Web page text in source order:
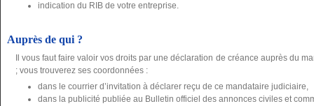
indication du RIB de votre entreprise.
Auprès de qui ?
Il vous faut faire valoir vos droits par une déclaration de créance auprès du
; vous trouverez ses coordonnées :
dans le courrier d’invitation à déclarer reçu de ce mandataire judiciaire,
dans la publicité publiée au Bulletin officiel des annonces civiles et